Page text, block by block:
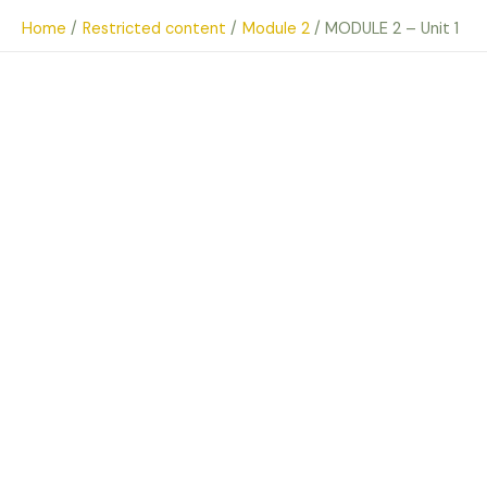
Home Restricted content Module 2 MODULE 2 – Unit 1